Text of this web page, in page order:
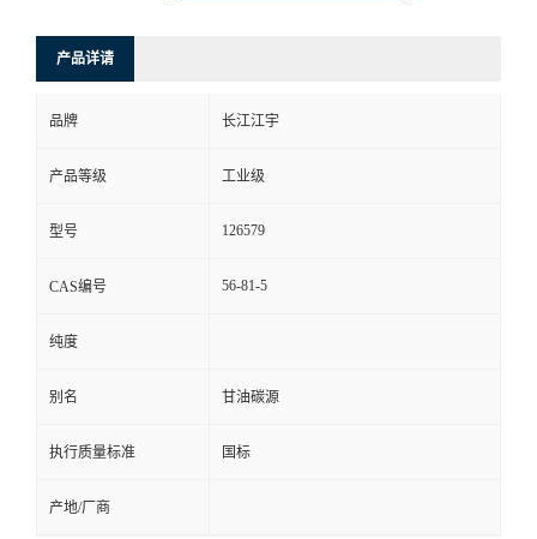
产品详请
品牌 长江江宇
产品等级 工业级
型号 126579
CAS编号 56-81-5
纯度
别名 甘油碳源
执行质量标准 国标
产地/厂商